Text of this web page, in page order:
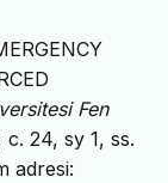
Fen
c. 24, sy 1, ss.
adresi: